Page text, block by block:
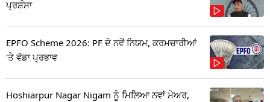
ਪ੍ਰਸ਼ੰਸਾ
EPFO Scheme 2026: PF ਦੇ ਨਵੇਂ ਨਿਯਮ, ਕਰਮਚਾਰੀਆਂ
'ਤੇ ਵੱਡਾ ਪ੍ਰਭਾਵ
Hoshiarpur Nagar Nigam ਨੂੰ ਮਿਲਿਆ ਨਵਾਂ ਮੇਅਰ,